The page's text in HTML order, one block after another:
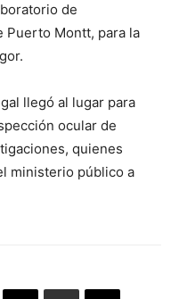
de
Puerto Montt, para la
llegó al lugar para
ocular de
quienes
ministerio público a